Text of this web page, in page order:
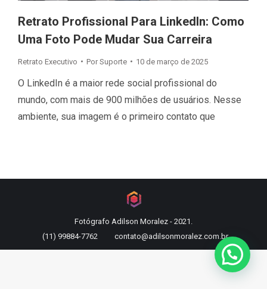
Retrato Profissional Para LinkedIn: Como
Uma Foto Pode Mudar Sua Carreira
Retrato Executivo Por Suporte 10 de março de 2025
O LinkedIn é a maior rede social profissional do
mundo, com mais de 900 milhões de usuários. Nesse
ambiente, sua imagem é o primeiro contato que
Fotógrafo Adilson Moralez - 2021.
(11) 99884-7762
contato@adilsonmoralez.com.br